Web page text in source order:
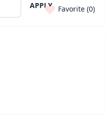
APPLY Favorite (0)